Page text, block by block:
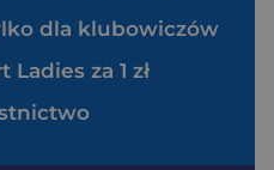
dla klubowiczów
Ladies za 1 zł